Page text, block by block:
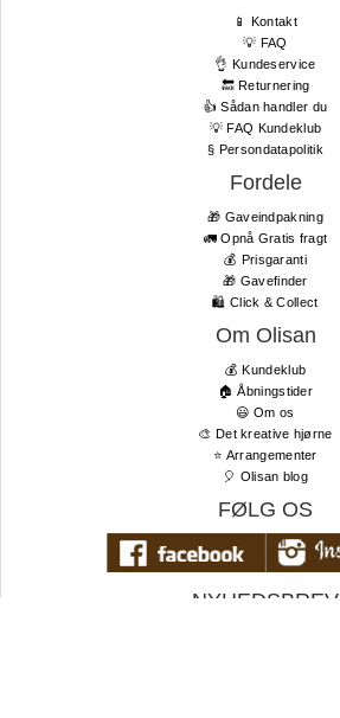
📱 Kontakt
💡 FAQ
👌 Kundeservice
🔙 Returnering
👍 Sådan handler du
💡 FAQ Kundeklub
§ Persondatapolitik
Fordele
🎁 Gaveindpakning
🚛 Opnå Gratis fragt
💰 Prisgaranti
🎁 Gavefinder
🛍 Click & Collect
Om Olisan
💰 Kundeklub
🏠 Åbningstider
😃 Om os
🎨 Det kreative hjørne
⭐️ Arrangementer
🎈 Olisan blog
FØLG OS
NYHEDSBREV